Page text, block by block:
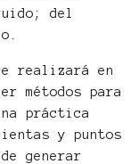
del
realizará en
métodos para
práctica
y puntos
generar